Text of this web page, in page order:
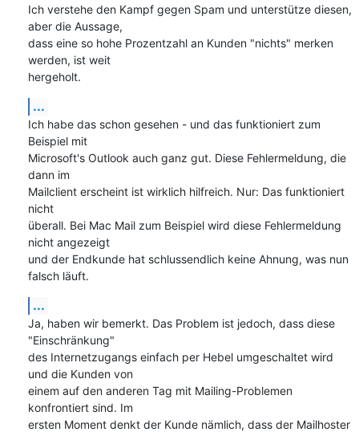
Ich verstehe den Kampf gegen Spam und unterstütze diesen,
aber die Aussage,
dass eine so hohe Prozentzahl an Kunden "nichts" merken
werden, ist weit
hergeholt.
...
Ich habe das schon gesehen - und das funktioniert zum
Beispiel mit
Microsoft's Outlook auch ganz gut. Diese Fehlermeldung, die
dann im
Mailclient erscheint ist wirklich hilfreich. Nur: Das funktioniert
nicht
überall. Bei Mac Mail zum Beispiel wird diese Fehlermeldung
nicht angezeigt
und der Endkunde hat schlussendlich keine Ahnung, was nun
falsch läuft.
...
Ja, haben wir bemerkt. Das Problem ist jedoch, dass diese
"Einschränkung"
des Internetzugangs einfach per Hebel umgeschaltet wird
und die Kunden von
einem auf den anderen Tag mit Mailing-Problemen
konfrontiert sind. Im
ersten Moment denkt der Kunde nämlich, dass der Mailhoster